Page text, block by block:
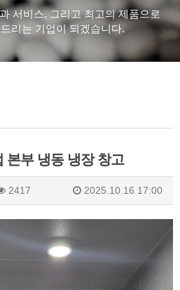
서비스, 그리고 최고의 제품으로
리는 기업이 되겠습니다.
본부 냉동 냉장 창고
2417 2025.10.16 17:00